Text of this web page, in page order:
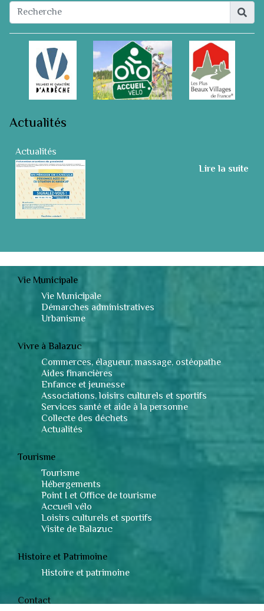
Actualités
Actualités
Lire la suite
Vie Municipale
Vie Municipale
Démarches administratives
Urbanisme
Vivre à Balazuc
Commerces, élagueur, massage, ostéopathe
Aides financières
Enfance et jeunesse
Associations, loisirs culturels et sportifs
Services santé et aide à la personne
Collecte des déchets
Actualités
Tourisme
Tourisme
Hébergements
Point I et Office de tourisme
Accueil vélo
Loisirs culturels et sportifs
Visite de Balazuc
Histoire et Patrimoine
Histoire et patrimoine
Contact